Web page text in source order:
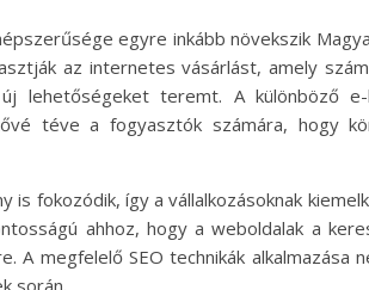
egyre inkább növekszik
az internetes vásárlást, amely
lehetőségeket teremt. A különböző
téve a fogyasztók számára, hogy
is fokozódik, így a vállalkozásoknak
ahhoz, hogy a weboldalak a
A megfelelő SEO technikák alkalmazása